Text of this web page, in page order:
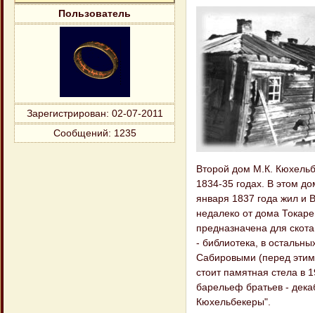
Пользователь
Зарегистрирован: 02-07-2011
Сообщений: 1235
Второй дом М.К.
1834-35 годах. В этом
января 1837 года жил и
недалеко от дома
предназначена для
- библиотека, в
Сабировыми (перед
стоит памятная стела в
барельеф братьев -
Кюхельбекеры".